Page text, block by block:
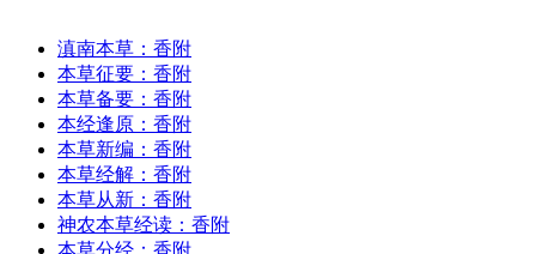
滇南本草：香附
本草征要：香附
本草备要：香附
本经逢原：香附
本草新编：香附
本草经解：香附
本草从新：香附
神农本草经读：香附
本草分经：香附